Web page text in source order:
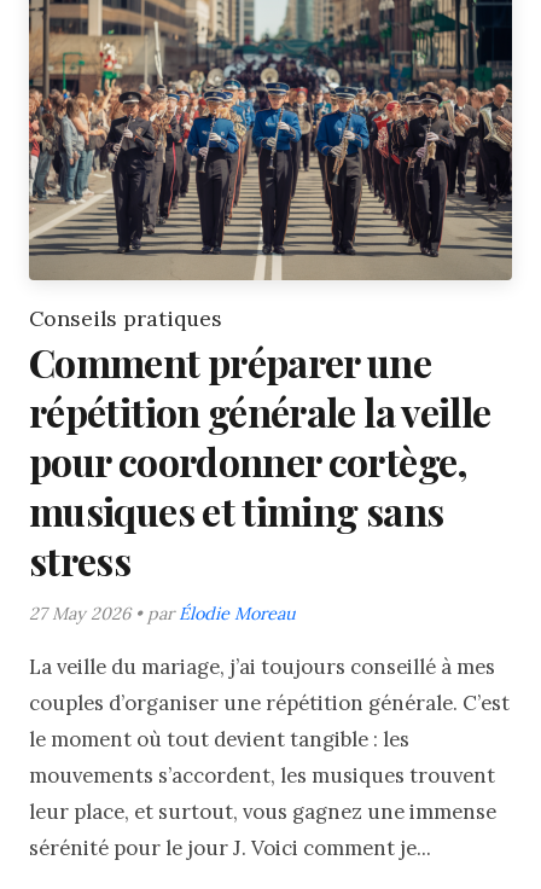
Conseils pratiques
Comment préparer une
répétition générale la veille
pour coordonner cortège,
musiques et timing sans
stress
27 May 2026 • parÉlodie Moreau
La veille du mariage, j’ai toujours conseillé à mes
couples d’organiser une répétition générale. C’est
le moment où tout devient tangible : les
mouvements s’accordent, les musiques trouvent
leur place, et surtout, vous gagnez une immense
sérénité pour le jour J. Voici comment je...